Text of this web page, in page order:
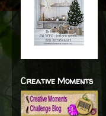
Creative Moments